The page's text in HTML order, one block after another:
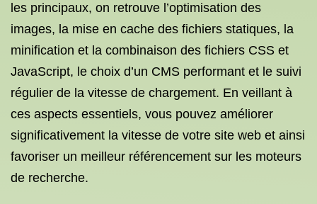
les principaux, on retrouve l’optimisation des
images, la mise en cache des fichiers statiques, la
minification et la combinaison des fichiers CSS et
JavaScript, le choix d’un CMS performant et le suivi
régulier de la vitesse de chargement. En veillant à
ces aspects essentiels, vous pouvez améliorer
significativement la vitesse de votre site web et ainsi
favoriser un meilleur référencement sur les moteurs
de recherche.